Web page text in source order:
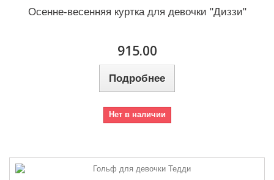
170 6
Осенне-весенняя куртка для девочки "Диззи"
915.00
Подробнее
Нет в наличии